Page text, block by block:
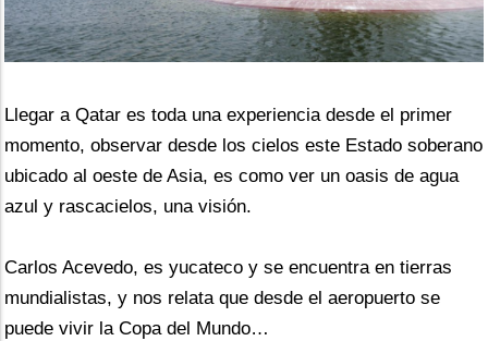
Llegar a Qatar es toda una experiencia desde el primer
momento, observar desde los cielos este Estado soberano
ubicado al oeste de Asia, es como ver un oasis de agua
azul y rascacielos, una visión.
Carlos Acevedo, es yucateco y se encuentra en tierras
mundialistas, y nos relata que desde el aeropuerto se
puede vivir la Copa del Mundo…